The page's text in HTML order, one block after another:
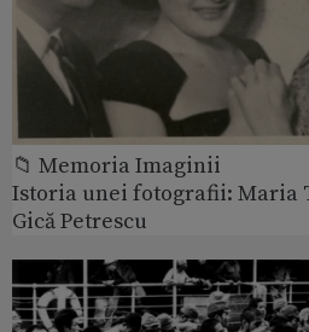
📁 Memoria Imaginii
Istoria unei fotografii: Maria
Gică Petrescu